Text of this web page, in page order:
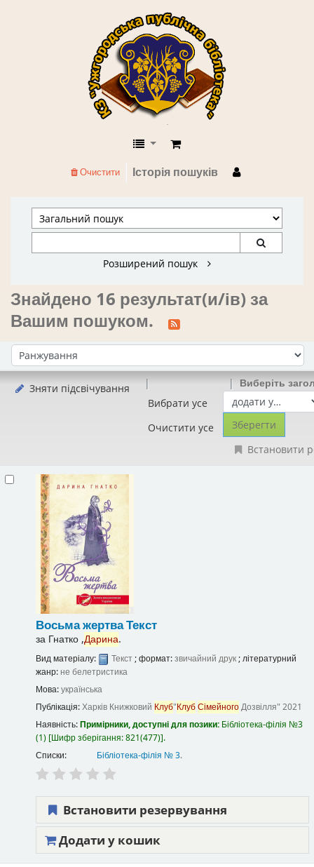
КЗ "Ужгородська публічна
Історія пошуків
Очистити
Розширений пошук
Знайдено 16 результат(и/ів) за
Вашим пошуком.
Сортувати за:
Зняти підсвічування
Вибрати усе
Очистити усе
Виберіть
Встановити
Восьма жертваТекст
за Гнатко ,Дарина.
Вид матеріалу: Текст; формат:звичайний друк; літературний
жанр: не белетристика
Мова:українська
Публікація:Харків Книжковий Клуб"КлубСімейногоДозвілля" 2021
Наявність:Примірники, доступні для позики: Бібліотека-філія №3
(1) Шифр зберігання:821(477) .
Списки:
Бібліотека-філія № 3.
Встановити резервування
Додати у кошик